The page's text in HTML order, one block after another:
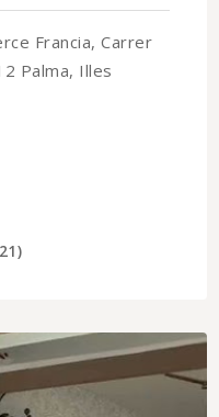
Francia, Carrer
Palma, Illes
21)